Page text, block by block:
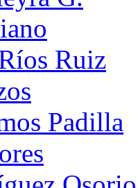
Ruiz
Padilla